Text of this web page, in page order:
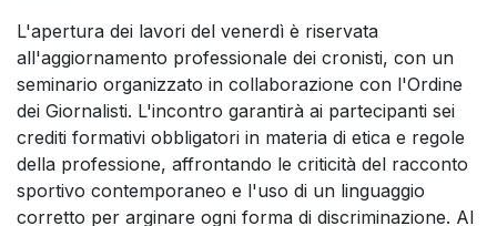
L'apertura dei lavori del venerdì è riservata
all'aggiornamento professionale dei cronisti, con un
seminario organizzato in collaborazione con l'Ordine
dei Giornalisti. L'incontro garantirà ai partecipanti sei
crediti formativi obbligatori in materia di etica e regole
della professione, affrontando le criticità del racconto
sportivo contemporaneo e l'uso di un linguaggio
corretto per arginare ogni forma di discriminazione. Al